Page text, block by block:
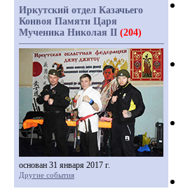
Иркутский отдел Казачьего
Конвоя Памяти Царя
Мученика Николая II (204)
основан 31 января 2017 г.
Другие события